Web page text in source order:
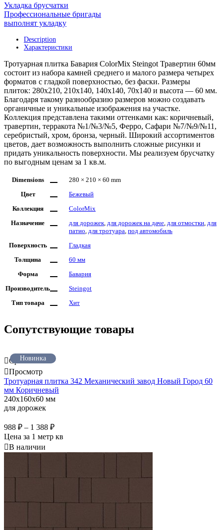
Укладка брусчатки
Профессиональные бригады
выполнят укладку
Description
Характеристики
Тротуарная плитка Бавария ColorMix Steingot Травертин 60мм
состоит из набора камней среднего и малого размера четырех
форматов с гладкой поверхностью, без фаски. Размеры
плиток: 280х210, 210х140, 140х140, 70х140 и высота — 60 мм.
Благодаря такому разнообразию размеров можно создавать
органичные и уникальные изображения на участке.
Коллекция представлена такими оттенками как: коричневый,
травертин, терракота №1/№3/№5, Ферро, Сафари №7/№9/№11,
серебристый, хром, бронза, черный. Широкий ассортиментов
цветов, дает возможность выполнить сложные рисунки и
придать уникальность поверхности. Мы реализуем брусчатку
по выгодным ценам за 1 кв.м.
Dimensions
280 × 210 × 60 mm
Цвет
Бежевый
Коллекция
ColorMix
Назначение
для дорожек для дорожек на даче для отмостки для
патио для тротуара под автомобиль
Поверхность
Гладкая
Толщина
60 мм
Форма
Бавария
Производитель
Steingot
Тип товара
Хит
Сопутствующие товары
Новинка
Сравнить
Просмотр
Тротуарная плитка 342 Механический завод Новый Город 60
мм Коричневый
240x160x60 мм
для дорожек
988 ₽ – 1 388 ₽
Цена за 1 метр кв
В наличии